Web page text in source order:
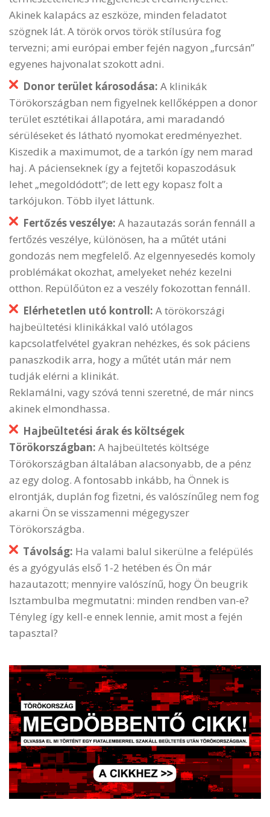
Akinek kalapács az eszköze, minden feladatot
szögnek lát. A török orvos török stílusúra fog
tervezni; ami európai ember fején nagyon „furcsán”
egyenes hajvonalat szokott adni.
Donor terület károsodása: A klinikák
Törökországban nem figyelnek kellőképpen a donor
terület esztétikai állapotára, ami maradandó
sérüléseket és látható nyomokat eredményezhet.
Kiszedik a maximumot, de a tarkón így nem marad
haj. A pácienseknek így a fejtetői kopaszodásuk
lehet „megoldódott”; de lett egy kopasz folt a
tarkójukon. Több ilyet láttunk.
Fertőzés veszélye: A hazautazás során fennáll a
fertőzés veszélye, különösen, ha a műtét utáni
gondozás nem megfelelő. Az elgennyesedés komoly
problémákat okozhat, amelyeket nehéz kezelni
otthon. Repülőúton ez a veszély fokozottan fennáll.
Elérhetetlen utó kontroll: A törökországi
hajbeültetési klinikákkal való utólagos
kapcsolatfelvétel gyakran nehézkes, és sok páciens
panaszkodik arra, hogy a műtét után már nem
tudják elérni a klinikát.
Reklamálni, vagy szóvá tenni szeretné, de már nincs
akinek elmondhassa.
Hajbeültetési árak és költségek
Törökországban: A hajbeültetés költsége
Törökországban általában alacsonyabb, de a pénz
az egy dolog. A fontosabb inkább, ha Önnek is
elrontják, duplán fog fizetni, és valószínűleg nem fog
akarni Ön se visszamenni mégegyszer
Törökországba.
Távolság: Ha valami balul sikerülne a felépülés
és a gyógyulás első 1-2 hetében és Ön már
hazautazott; mennyire valószínű, hogy Ön beugrik
Isztambulba megmutatni: minden rendben van-e?
Tényleg így kell-e ennek lennie, amit most a fején
tapasztal?